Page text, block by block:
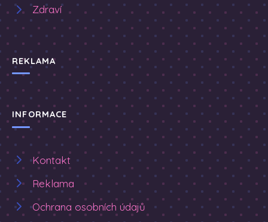
Zdraví
REKLAMA
INFORMACE
Kontakt
Reklama
Ochrana osobních údajů